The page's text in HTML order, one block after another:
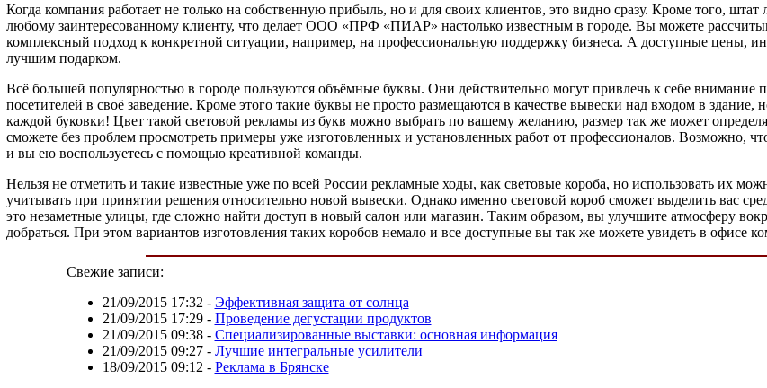
Когда компания работает не только на собственную прибыль, но и для своих клиентов, это видно сразу. Кроме того,
любому заинтересованному клиенту, что делает ООО «ПРФ «ПИАР» настолько известным в городе. Вы можете
комплексный подход к конкретной ситуации, например, на профессиональную поддержку бизнеса. А доступные цены,
лучшим подарком.
Всё большей популярностью в городе пользуются объёмные буквы. Они действительно могут привлечь к себе
посетителей в своё заведение. Кроме этого такие буквы не просто размещаются в качестве вывески над входом в
каждой буковки! Цвет такой световой рекламы из букв можно выбрать по вашему желанию, размер так же может
сможете без проблем просмотреть примеры уже изготовленных и установленных работ от профессионалов. Возможно,
и вы ею воспользуетесь с помощью креативной команды.
Нельзя не отметить и такие известные уже по всей России рекламные ходы, как световые короба, но использовать их
учитывать при принятии решения относительно новой вывески. Однако именно световой короб сможет выделить вас
это незаметные улицы, где сложно найти доступ в новый салон или магазин. Таким образом, вы улучшите атмосферу
добраться. При этом вариантов изготовления таких коробов немало и все доступные вы так же можете увидеть в
Свежие записи:
21/09/2015 17:32 - Эффективная защита от солнца
21/09/2015 17:29- Проведение дегустации продуктов
21/09/2015 09:38- Специализированные выставки: основная информация
21/09/2015 09:27- Лучшие интегральные усилители
18/09/2015 09:12 - Реклама в Брянске